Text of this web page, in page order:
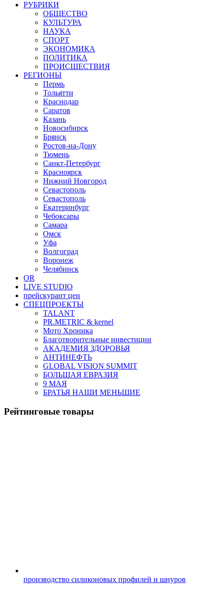
РУБРИКИ
ОБЩЕСТВО
КУЛЬТУРА
НАУКА
СПОРТ
ЭКОНОМИКА
ПОЛИТИКА
ПРОИСШЕСТВИЯ
РЕГИОНЫ
Пермь
Тольятти
Краснодар
Саратов
Казань
Новосибирск
Брянск
Ростов-на-Дону
Тюмень
Санкт-Петербург
Красноярск
Нижний Новгород
Севастополь
Севастополь
Екатеринбург
Чебоксары
Самара
Омск
Уфа
Волгоград
Воронеж
Челябинск
OR
LIVE STUDIO
прейскурант цен
СПЕЦПРОЕКТЫ
TALANT
PR.METRIC & kernel
Мото Хроника
Благотворительные инвестиции
АКАДЕМИЯ ЗДОРОВЬЯ
АНТИНЕФТЬ
GLOBAL VISION SUMMIT
БОЛЬШАЯ ЕВРАЗИЯ
9 МАЯ
БРАТЬЯ НАШИ МЕНЬШИЕ
Рейтинговые товары
производство силиконовых профилей и шнуров